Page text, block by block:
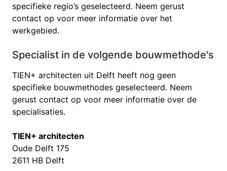
specifieke regio’s geselecteerd. Neem gerust
contact op voor meer informatie over het
werkgebied.
Specialist in de volgende bouwmethode's
TIEN+ architecten uit Delft heeft nog geen
specifieke bouwmethodes geselecteerd. Neem
gerust contact op voor meer informatie over de
specialisaties.
TIEN+ architecten
Oude Delft 175
2611 HB Delft